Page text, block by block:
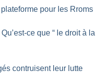
pour les Rroms
ce que “ le droit à la
contruisent leur lutte